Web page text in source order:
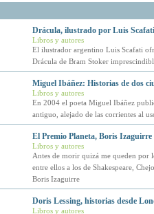
Drácula, ilustrado por Luis Scafati
Libros y autores
El ilustrador argentino Luis Scafati
Drácula de Bram Stoker
Miguel Ibáñez: Historias de dos
Libros y autores
En 2004 el poeta Miguel Ibáñez
antiguo, alejado de las corrientes al
El Premio Planeta, Boris
Libros y autores
Antes de morir quizá me queden por
entre ellos a los de Shakespeare,
Boris Izaguirre
Doris Lessing, historias desde
Libros y autores